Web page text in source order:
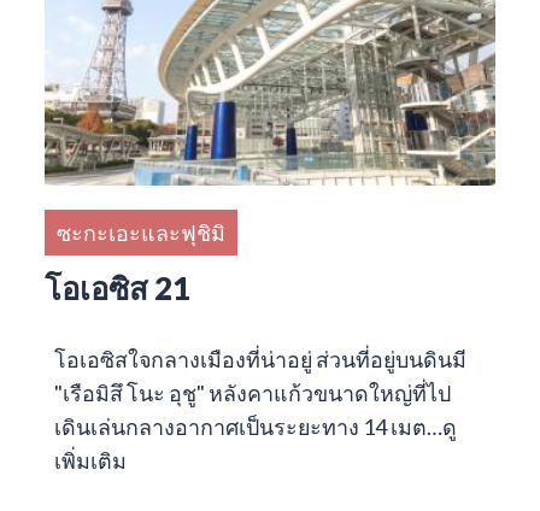
ซะกะเอะและฟุชิมิ
โอเอซิส 21
โอเอซิสใจกลางเมืองที่น่าอยู่ ส่วนที่อยู่บนดินมี
"เรือมิสึ โนะ อุชู" หลังคาแก้วขนาดใหญ่ที่ไป
เดินเล่นกลางอากาศเป็นระยะทาง 14 เมต…ดู
เพิ่มเติม